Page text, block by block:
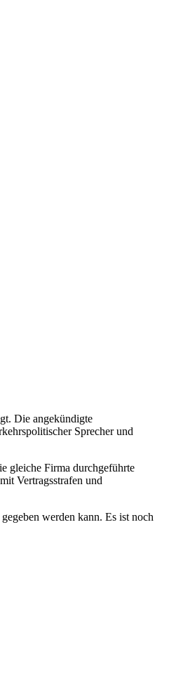
Die angekündigte
Sprecher und
gleiche Firma durchgeführte
Vertragsstrafen und
werden kann. Es ist noch